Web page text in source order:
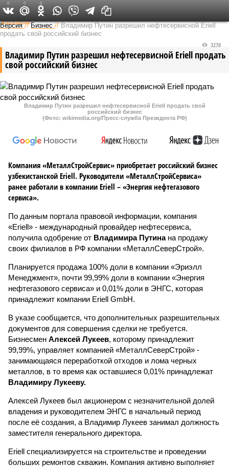
Федеральный выпуск
Версия //Бизнес //Владимир Путин разрешил нефтесервисной Eriell
продать свой российский бизнес
Владимир Путин разрешил нефтесервисной Eriell продать
свой российский бизнес
3270
Владимир Путин разрешил нефтесервисной Eriell продать свой
российский бизнес
(Фото: wikimedia.org/Пресс-служба Президента РФ)
Компания «МеталлСтройСервис» приобретает российский бизнес
узбекистанской Eriell. Руководители «МеталлСтройСервиса»
ранее работали в компании Eriell – «Энергия нефтегазового
сервиса».
По данным портала правовой информации, компания
«Eriell» - международный провайдер нефтесервиса,
получила одобрение от Владимира Путина на продажу
своих филиалов в РФ компании «МеталлСеверСтрой».
Планируется продажа 100% доли в компании «Эриэлл
Менеджмент», почти 99,99% доли в компании «Энергия
нефтегазового сервиса» и 0,01% доли в ЭНГС, которая
принадлежит компании Eriell GmbH.
В указе сообщается, что дополнительных разрешительных
документов для совершения сделки не требуется.
Бизнесмен Алексей Лукеев, которому принадлежит
99,99%, управляет компанией «МеталлСеверСтрой» -
занимающаяся переработкой отходов и лома черных
металлов, в то время как оставшиеся 0,01% принадлежат
Владимиру Лукееву.
Алексей Лукеев был акционером с незначительной долей
владения и руководителем ЭНГС в начальный период
после её создания, а Владимир Лукеев занимал должность
заместителя генерального директора.
Eriell специализируется на строительстве и проведении
больших ремонтов скважин. Компания активно выполняет
0 0 0